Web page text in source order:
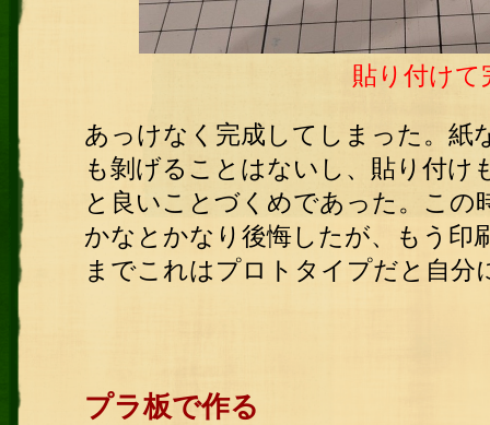
貼り付けて
あっけなく完成してしまった。紙
も剝げることはないし、貼り付け
と良いことづくめであった。この
かなとかなり後悔したが、もう印
までこれはプロトタイプだと自分
プラ板で作る